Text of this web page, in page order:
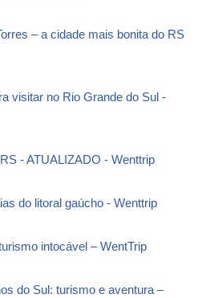
– a cidade mais bonita do RS
visitar no Rio Grande do Sul -
- ATUALIZADO - Wenttrip
do litoral gaúcho - Wenttrip
intocável – WentTrip
do Sul: turismo e aventura –